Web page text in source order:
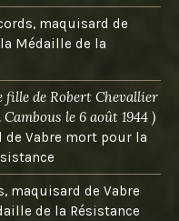
maquisard de
Médaille de la
de Robert Chevallier
le 6 août 1944 )
de Vabre mort pour la
maquisard de Vabre
de la Résistance